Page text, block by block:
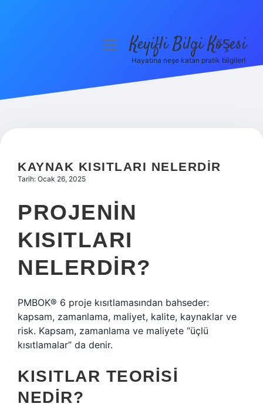
Hakkımızda
menüyüKeyifli Bilgi Köşesi
Hayatına neşe katan pratik bilgiler!
KAYNAK KISITLARI NELERDIR
Tarih: Ocak 26, 2025
PROJENIN
KISITLARI
NELERDIR?
PMBOK® 6 proje kısıtlamasından bahseder:
kapsam, zamanlama, maliyet, kalite, kaynaklar ve
risk. Kapsam, zamanlama ve maliyete “üçlü
kısıtlamalar” da denir.
KISITLAR TEORISI
NEDIR?